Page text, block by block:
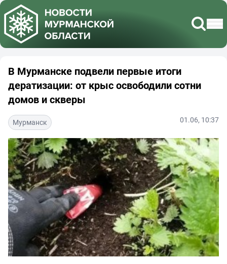
В Мурманске подвели первые итоги
дератизации: от крыс освободили сотни
домов и скверы
Мурманск 01.06, 10:37